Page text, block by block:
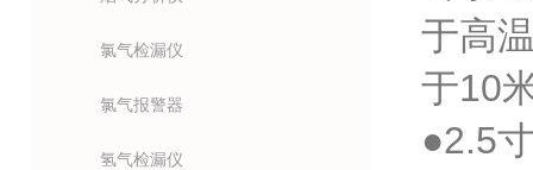
氯气检漏仪
氯气报警器
氢气检漏仪
于高
于10
●2.5